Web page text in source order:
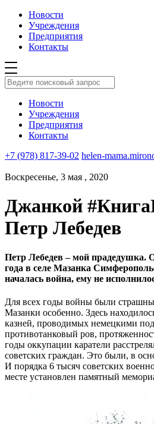
Новости
Учреждения
Предприятия
Контакты
Новости
Учреждения
Предприятия
Контакты
+7 (978) 817-39-02 helen-
Воскресенье, 3 мая , 2020
Джанкой
Петр Лебедев
Петр Лебедев – мой прадедушка.
года в селе Мазанка
началась война, ему не
Для всех годы войны были
Мазанки особенно. Здесь
казней, проводимых немецкими
противотанковый ров,
годы оккупации каратели
советских граждан. Это были, в
И порядка 6 тысяч советских
месте установлен памятный